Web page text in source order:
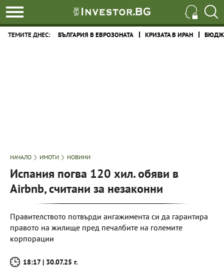
ТЕМИТЕ ДНЕС: БЪЛГАРИЯ В ЕВРОЗОНАТА КРИЗАТА В ИРАН
НАЧАЛО ИМОТИ НОВИНИ
Испания погва 120 хил. обяви в
Airbnb, считани за незаконни
Правителството потвърди ангажимента си да гарантира
правото на жилище пред печалбите на големите
корпорации
18:17 | 30.07.25 г.